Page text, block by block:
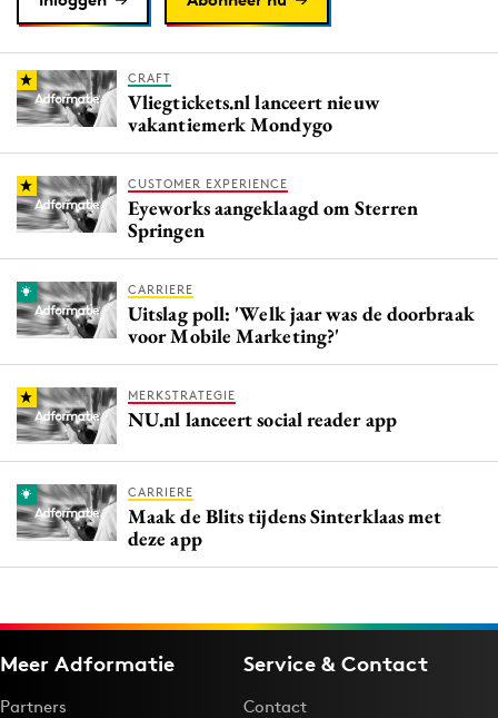
CRAFT
Vliegtickets.nl lanceert nieuw
vakantiemerk Mondygo
CUSTOMER EXPERIENCE
Eyeworks aangeklaagd om Sterren
Springen
CARRIERE
Uitslag poll: 'Welk jaar was de doorbraak
voor Mobile Marketing?'
MERKSTRATEGIE
NU.nl lanceert social reader app
CARRIERE
Maak de Blits tijdens Sinterklaas met
deze app
Meer Adformatie
Partners
Service & Contact
Contact